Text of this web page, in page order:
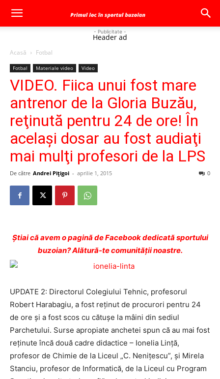
- Publicitate -
Header ad
Acasă Fotbal
Fotbal Materiale video Video
VIDEO. Fiica unui fost mare
antrenor de la Gloria Buzău,
reţinută pentru 24 de ore! În
acelaşi dosar au fost audiaţi
mai mulţi profesori de la LPS
De către Andrei Pițigoi - aprilie 1, 2015 0
Ştiai că avem o pagină de Facebook dedicată sportului
buzoian? Alătură-te comunității noastre.
UPDATE 2: Directorul Colegiului Tehnic, profesorul
Robert Harabagiu, a fost reținut de procurori pentru 24
de ore și a fost scos cu cătușe la mâini din sediul
Parchetului. Surse apropiate anchetei spun că au mai fost
reținute încă două cadre didactice – Ionelia Lință,
profesor de Chimie de la Liceul „C. Nenițescu”, și Mirela
Stanciu, profesor de Informatică, de la Liceul cu Program